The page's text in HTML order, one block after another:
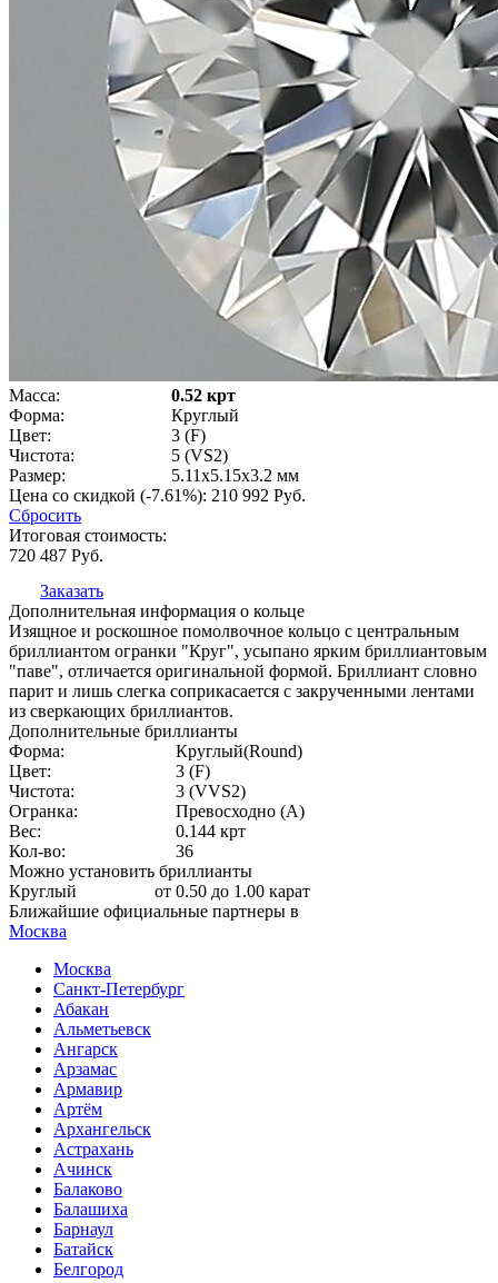
Масса:
0.52 крт
Форма:
Круглый
Цвет:
3 (F)
Чистота:
5 (VS2)
Размер:
5.11x5.15x3.2 мм
Цена со скидкой (-7.61%): 210 992 Руб.
Сбросить
Итоговая стоимость:
720 487 Руб.
Заказать
Дополнительная информация о кольце
Изящное и роскошное помолвочное кольцо с центральным
бриллиантом огранки "Круг", усыпано ярким бриллиантовым
"паве", отличается оригинальной формой. Бриллиант словно
парит и лишь слегка соприкасается с закрученными лентами
из сверкающих бриллиантов.
Дополнительные бриллианты
Форма:
Круглый(Round)
Цвет:
3 (F)
Чистота:
3 (VVS2)
Огранка:
Превосходно (А)
Вес:
0.144 крт
Кол-во:
36
Можно установить бриллианты
Круглый
от 0.50 до 1.00 карат
Ближайшие официальные партнеры в
Москва
Москва
Санкт-Петербург
Абакан
Альметьевск
Ангарск
Арзамас
Армавир
Артём
Архангельск
Астрахань
Ачинск
Балаково
Балашиха
Барнаул
Батайск
Белгород